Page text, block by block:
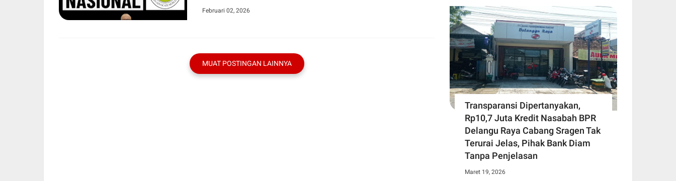
Februari 02, 2026
MUAT POSTINGAN LAINNYA
Transparansi Dipertanyakan,
Rp10,7 Juta Kredit Nasabah BPR
Delangu Raya Cabang Sragen Tak
Terurai Jelas, Pihak Bank Diam
Tanpa Penjelasan
Maret 19, 2026